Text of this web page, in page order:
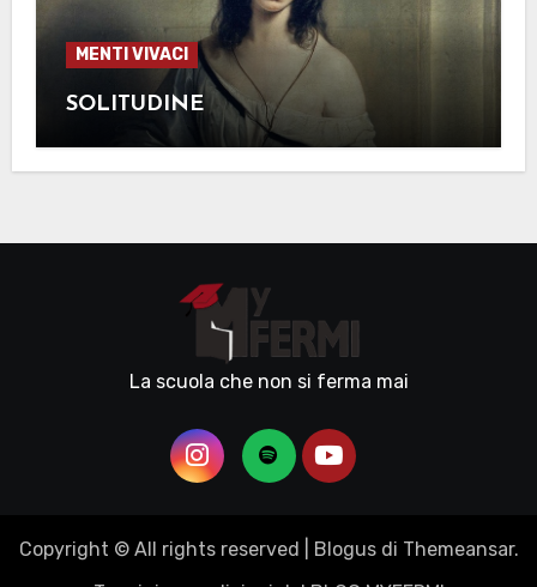
MENTI VIVACI
SOLITUDINE
La scuola che non si ferma mai
Copyright © All rights reserved Blogusdi Themeansar.